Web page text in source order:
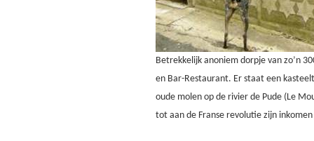
Betrekkelijk anoniem dorpje van zo’n
en Bar-Restaurant. Er staat een
oude molen op de rivier de Pude (Le
tot aan de Franse revolutie zijn